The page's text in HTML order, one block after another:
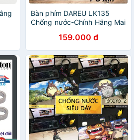
Bàn phím DAREU LK135
Chống nước-Chính Hãng Mai
159.000 đ